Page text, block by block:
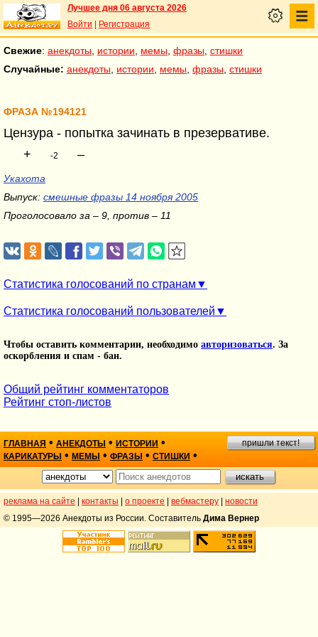
Лучшее дня 06 августа 2026
Войти
Регистрация
Свежие: анекдоты истории мемы фразы стишки
Случайные: анекдоты истории мемы фразы стишки
ФРАЗА №194121
Цензура - попытка зачинать в презервативе.
+
-2 –
Укахота
Выпуск: смешные фразы 14 ноября 2005
Проголосовало за – 9, против – 11
Статистика голосований по странам
Статистика голосований пользователей
Чтобы оставить комментарии, необходимо авторизоваться. За
оскорбления и спам - бан.
Общий рейтинг комментаторов
Рейтинг стоп-листов
ГЛАВНАЯ • АНЕКДОТЫ • ИСТОРИИ •
КАРИКАТУРЫ • МЕМЫ • ФРАЗЫ • СТИШКИ •
пришли текст!
реклама на сайте контакты о проекте вебмастеру
новости
© 1995—2026 Анекдоты из России. Составитель Дима Вернер